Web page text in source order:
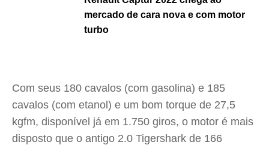
mercado de cara nova e com motor
turbo
Com seus 180 cavalos (com gasolina) e 185
cavalos (com etanol) e um bom torque de 27,5
kgfm, disponível já em 1.750 giros, o motor é mais
disposto que o antigo 2.0 Tigershark de 166